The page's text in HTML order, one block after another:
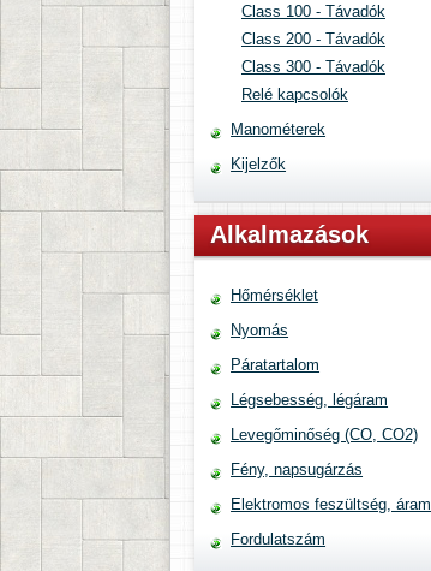
Class 100 - Távadók
Class 200 - Távadók
Class 300 - Távadók
Relé kapcsolók
Manométerek
Kijelzők
Alkalmazások
Hőmérséklet
Nyomás
Páratartalom
Légsebesség, légáram
Levegőminőség (CO, CO2)
Fény, napsugárzás
Elektromos feszültség, áram
Fordulatszám